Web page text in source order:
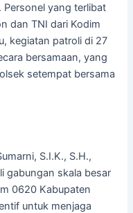
yang terlibat
dan TNI dari Kodim
kegiatan patroli di 27
bersamaan, yang
setempat bersama
S.I.K., S.H.,
gabungan skala besar
0620 Kabupaten
untuk menjaga